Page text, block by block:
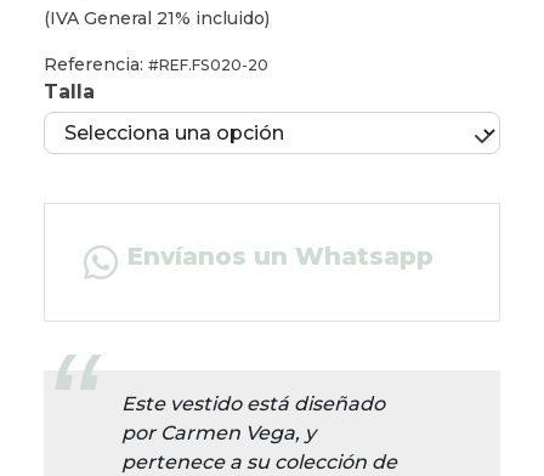
(IVA General 21% incluido)
Referencia: #REF.FS020-20
Talla
Envíanos un Whatsapp
Este vestido está diseñado
por Carmen Vega, y
pertenece a su colección de